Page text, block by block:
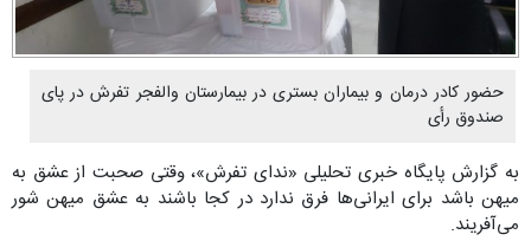
حضور کادر درمان و بیماران بستری در بیمارستان والفجر تفرش در پای
صندوق رأی
به گزارش پایگاه خبری تحلیلی «ندای تفرش»، وقتی صحبت از عشق به
میهن باشد برای ایرانی‌ها فرق ندارد در کجا باشند به عشق میهن شور
می‌آفریند.